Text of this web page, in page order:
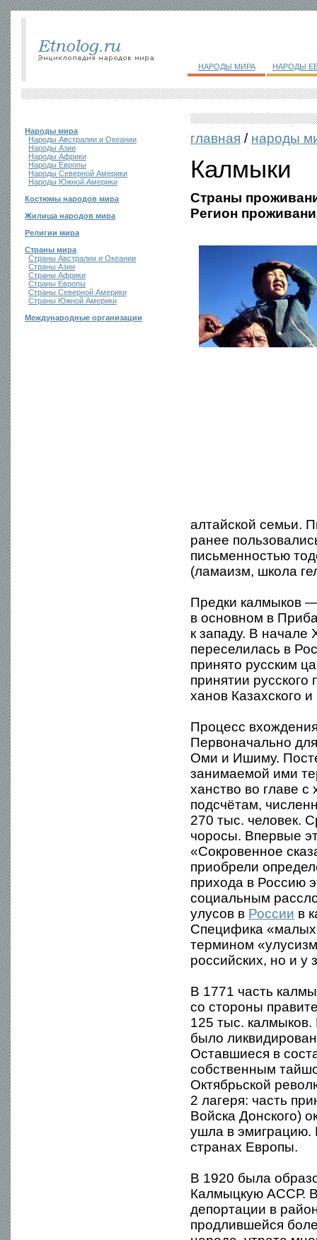
НАРОДЫ МИРА НАРОДЫ
Народы мира
Народы Австралии и Океании
Народы Азии
Народы Африки
Народы Европы
Народы Северной Америки
Народы Южной Америки
Костюмы народов мира
Жилища народов мира
Религии мира
Страны мира
Страны Австралии и Океании
Страны Азии
Страны Африки
Страны Европы
Страны Северной Америки
Страны Южной Америки
Международные организации
главная / народы
Калмыки
Страны
Регион
алтайской семьи.
ранее
письменностью
(ламаизм, школа
Предки калмыков
в основном в
к западу. В начале
переселилась в
принято русским
принятии
ханов Казахского
Процесс
Первоначально
Оми и Ишиму.
занимаемой ими
ханство во главе
подсчётам,
270 тыс. человек.
чоросы. Впервые
«Сокровенное
приобрели
прихода в Россию
социальным
улусов в России в
Специфика «малых
термином
российских, но и у
В 1771 часть
со стороны
125 тыс. калмыков.
было
Оставшиеся в
собственным
Октябрьской
2 лагеря: часть
Войска Донского)
ушла в эмиграцию.
странах Европы.
В 1920 была
Калмыцкую АССР. В
депортации в
продлившейся